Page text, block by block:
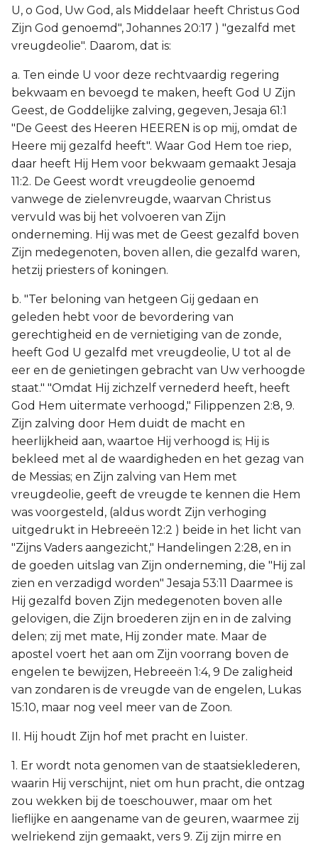
U, o God, Uw God, als Middelaar heeft Christus God
Zijn God genoemd", Johannes 20:17 ) "gezalfd met
vreugdeolie". Daarom, dat is:
a. Ten einde U voor deze rechtvaardig regering
bekwaam en bevoegd te maken, heeft God U Zijn
Geest, de Goddelijke zalving, gegeven, Jesaja 61:1
"De Geest des Heeren HEEREN is op mij, omdat de
Heere mij gezalfd heeft". Waar God Hem toe riep,
daar heeft Hij Hem voor bekwaam gemaakt Jesaja
11:2. De Geest wordt vreugdeolie genoemd
vanwege de zielenvreugde, waarvan Christus
vervuld was bij het volvoeren van Zijn
onderneming. Hij was met de Geest gezalfd boven
Zijn medegenoten, boven allen, die gezalfd waren,
hetzij priesters of koningen.
b. "Ter beloning van hetgeen Gij gedaan en
geleden hebt voor de bevordering van
gerechtigheid en de vernietiging van de zonde,
heeft God U gezalfd met vreugdeolie, U tot al de
eer en de genietingen gebracht van Uw verhoogde
staat." "Omdat Hij zichzelf vernederd heeft, heeft
God Hem uitermate verhoogd," Filippenzen 2:8, 9.
Zijn zalving door Hem duidt de macht en
heerlijkheid aan, waartoe Hij verhoogd is; Hij is
bekleed met al de waardigheden en het gezag van
de Messias; en Zijn zalving van Hem met
vreugdeolie, geeft de vreugde te kennen die Hem
was voorgesteld, (aldus wordt Zijn verhoging
uitgedrukt in Hebreeën 12:2 ) beide in het licht van
"Zijns Vaders aangezicht," Handelingen 2:28, en in
de goeden uitslag van Zijn onderneming, die "Hij zal
zien en verzadigd worden" Jesaja 53:11 Daarmee is
Hij gezalfd boven Zijn medegenoten boven alle
gelovigen, die Zijn broederen zijn en in de zalving
delen; zij met mate, Hij zonder mate. Maar de
apostel voert het aan om Zijn voorrang boven de
engelen te bewijzen, Hebreeën 1:4, 9 De zaligheid
van zondaren is de vreugde van de engelen, Lukas
15:10, maar nog veel meer van de Zoon.
II. Hij houdt Zijn hof met pracht en luister.
1. Er wordt nota genomen van de staatsieklederen,
waarin Hij verschijnt, niet om hun pracht, die ontzag
zou wekken bij de toeschouwer, maar om het
lieflijke en aangename van de geuren, waarmee zij
welriekend zijn gemaakt, vers 9. Zij zijn mirre en